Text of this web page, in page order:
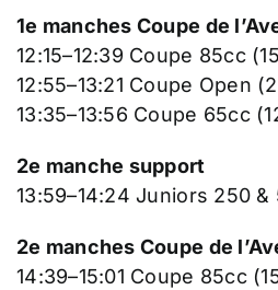
1e manches Coupe de
12:15–12:39 Coupe 85cc
12:55–13:21 Coupe Open
13:35–13:56 Coupe 65cc
2e manche support
13:59–14:24 Juniors 250 &
2e manches Coupe de
14:39–15:01 Coupe 85cc